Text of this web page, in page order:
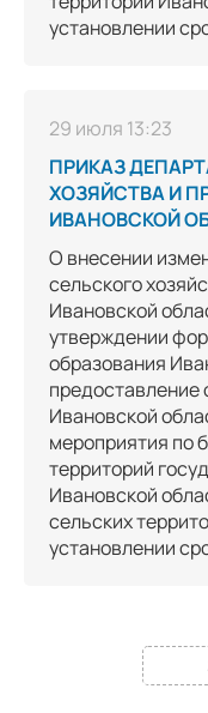
установлении
29 июля 13:23
ПРИКАЗ
ХОЗЯЙСТВА И
ИВАНОВСКОЙ
О внесении
сельского
Ивановской
утверждении
образования
предоставление
Ивановской
мероприятия по
территорий
Ивановской
сельских
установлении